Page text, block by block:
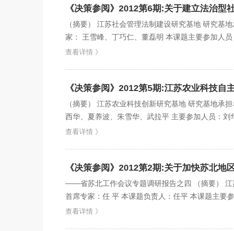
《决策参阅》2012第6期:关于建立法治型
（摘要） 江苏社会管理法制建设研究基地 研究基
家： 王雪峰、丁巧仁、董磊明 本课题主要参加人
容...
查看详情 》
《决策参阅》2012第5期:江苏农业科技自
（摘要） 江苏农业科技创新研究基地 研究基地承
西华、夏养波、朱雪华、武拉平 主要参加人员：
查看详情 》
《决策参阅》2012第2期:关于加快苏北地
——省苏北工作会议专题调研报告之四 （摘要） 江
首席专家：任 平 本课题负责人：任平 本课题主要
查看详情 》